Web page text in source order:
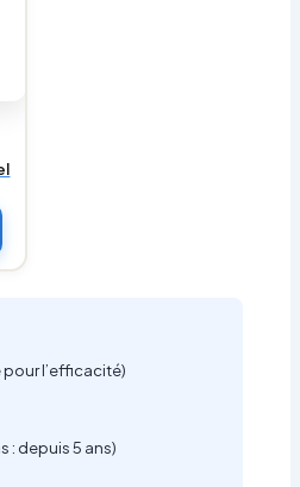
l’efficacité)
: depuis 5 ans)